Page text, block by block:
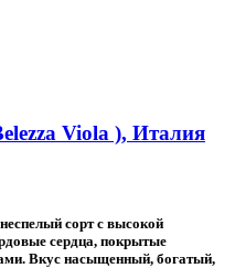
Viola ), Италия
сорт с высокой
сердца, покрытые
Вкус насыщенный, богатый,